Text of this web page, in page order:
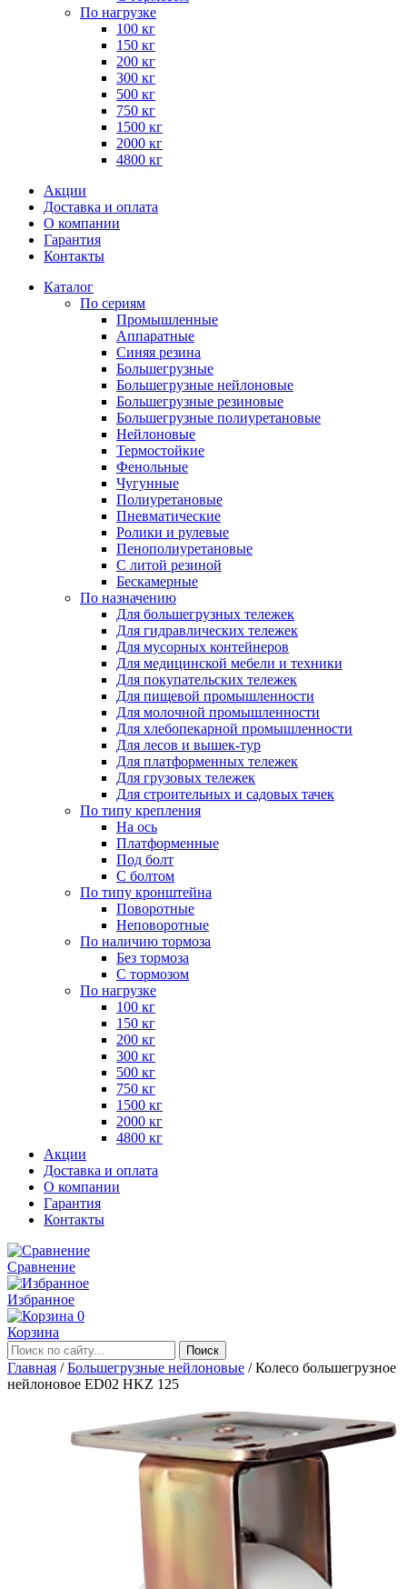
По нагрузке
100 кг
150 кг
200 кг
300 кг
500 кг
750 кг
1500 кг
2000 кг
4800 кг
Акции
Доставка и оплата
О компании
Гарантия
Контакты
Каталог
По сериям
Промышленные
Аппаратные
Синяя резина
Большегрузные
Большегрузные нейлоновые
Большегрузные резиновые
Большегрузные полиуретановые
Нейлоновые
Термостойкие
Фенольные
Чугунные
Полиуретановые
Пневматические
Ролики и рулевые
Пенополиуретановые
С литой резиной
Бескамерные
По назначению
Для большегрузных тележек
Для гидравлических тележек
Для мусорных контейнеров
Для медицинской мебели и техники
Для покупательских тележек
Для пищевой промышленности
Для молочной промышленности
Для хлебопекарной промышленности
Для лесов и вышек-тур
Для платформенных тележек
Для грузовых тележек
Для строительных и садовых тачек
По типу крепления
На ось
Платформенные
Под болт
С болтом
По типу кронштейна
Поворотные
Неповоротные
По наличию тормоза
Без тормоза
С тормозом
По нагрузке
100 кг
150 кг
200 кг
300 кг
500 кг
750 кг
1500 кг
2000 кг
4800 кг
Акции
Доставка и оплата
О компании
Гарантия
Контакты
Сравнение
Избранное
0
Корзина
Главная /Большегрузные нейлоновые /Колесо большегрузное
нейлоновое ED02 HKZ 125